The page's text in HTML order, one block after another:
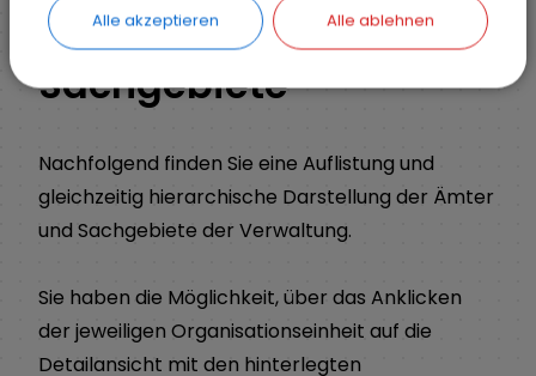
Sachgebiete
Nachfolgend finden Sie eine Auflistung und
gleichzeitig hierarchische Darstellung der Ämter
und Sachgebiete der Verwaltung.
Sie haben die Möglichkeit, über das Anklicken
der jeweiligen Organisationseinheit auf die
Detailansicht mit den hinterlegten
Alle akzeptieren Alle ablehnen